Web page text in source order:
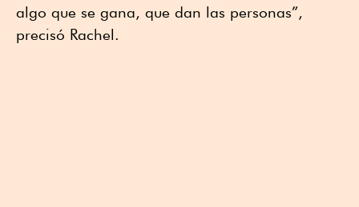
algo que se gana, que dan las personas”,
precisó Rachel.